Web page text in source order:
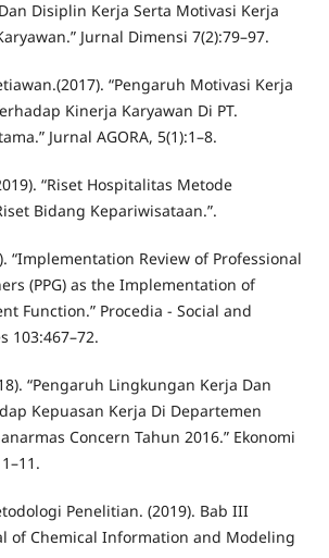
Disiplin Kerja Serta Motivasi Kerja
Jurnal Dimensi 7(2):79–97.
“Pengaruh Motivasi Kerja
Kinerja Karyawan Di PT.
Jurnal AGORA, 5(1):1–8.
“Riset Hospitalitas Metode
Bidang Kepariwisataan.”.
“Implementation Review of Professional
(PPG) as the Implementation of
Function.” Procedia - Social and
103:467–72.
“Pengaruh Lingkungan Kerja Dan
Kepuasan Kerja Di Departemen
Concern Tahun 2016.” Ekonomi
Penelitian. (2019). Bab III
of Chemical Information and Modeling